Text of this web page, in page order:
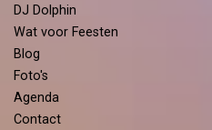
DJ Dolphin
Wat voor Feesten
Blog
Foto's
Agenda
Contact